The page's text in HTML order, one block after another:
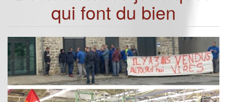
qui font du bien